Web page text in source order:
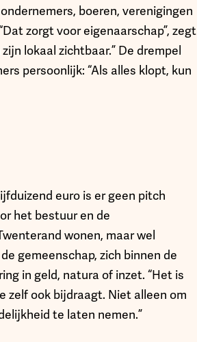
boeren, verenigingen
zorgt voor eigenaarschap”, zegt
lokaal zichtbaar.” De drempel
persoonlijk: “Als alles klopt, kun
euro is er geen pitch
het bestuur en de
wonen, maar wel
gemeenschap, zich binnen de
in geld, natura of inzet. “Het is
zelf ook bijdraagt. Niet alleen om
te laten nemen.”